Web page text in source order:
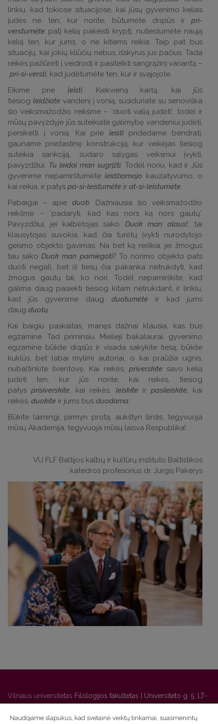
linkiu, kad tokiose situacijose, kai jūsų gyvenimo kelias
judės ne ten, kur norite, būtumėte drąsūs ir pri-
verstumėte patį kelią pakeisti kryptį, nutiestumėte naują
kelią ten, kur jums, o ne kitiems reikia. Taip pat bus
situacijų, kai jokių kliūčių nebus, išskyrus jus pačius. Tada
reikės pažiūrėti į veidrodį ir pasitelkti sangrąžinį variantą –
pri-si-versti, kad judėtumėte ten, kur ir svajojote.
Eikime prie leisti. Kiekvieną kartą, kai jūs
tiesiog leidžiatevandenį į vonią, susiduriate su senoviška
šio veiksmažodžio reikšme – ‘duoti valią judėti’, todėl ir
mūsų pavyzdyje jūs suteikiate galimybę vandeniui judėti,
persikelti į vonią. Kai prie leistipridedame bendratį,
gauname priežastinę konstrukciją, kur veikėjas tiesiog
suteikia sankciją, sudaro sąlygas veiksmui įvykti,
pavyzdžiui: Tu leidai man sugrįžti. Todėl noriu, kad ir Jūs
gyvenime nepamirštumėte leidžiamojo kauzatyvumo, o
kai reikia, ir patys pa-si-leistumėte ir at-si-leistumėte.
Pabaigai – apie duoti. Dažniausia šio veiksmažodžio
reikšmė – ‘padaryti, kad kas nors ką nors gautų’.
Pavyzdžiui, jei kalbėtojas sako Duok man alaus!, tai
klausytojas suvokia, kad čia turėtų įvykti nurodytojo
geismo objekto gavimas. Na bet ką reiškia, jei žmogus
tau sako Duok man pamiegoti? To norimo objekto pats
duoti negalì, bet iš tiesų čia pakanka netrukdyti, kad
žmogus gautų tai, ko nori. Todėl nepamirškite, kad
galima daug pasiekti tiesiog kitam netrukdant, ir linkiu,
kad jūs gyvenime daug duotumėte ir kad jums
daug duotų.
Kai baigiu paskaitas, manęs dažnai klausia, kas bus
egzamine. Tad priminsiu. Mielieji bakalaurai, gyvenimo
egzamine būkite drąsūs ir visada sakykite tiesą, būkite
kuklūs, bet labai mylimi autoriai, o kai praūžia ugnis,
nubaltinkite šventovę. Kai reikės, priverskitesavo kelią
judėti ten, kur jūs norite, kai reikės, tiesiog
patysprisiverskite, kai reikės, leiskiteir pasileiskite, kai
reikės, duokite ir jums bus duodama.
Būkite laimingi, pirmyn protą, aukštyn širdis, tegyvuoja
mūsų Akademija, tegyvuoja mūsų laisva Respublika!
VU FLF Baltijos kalbų ir kultūrų instituto Baltistikos
katedros profesorius dr. Jurgis Pakerys
Vilniaus universitetas Filologijos fakultetas | Universiteto g. 5, LT-
01131 Vilnius
Studijų skyriaus(studijų ir tvarkaraščio klausimai) tel. (0 5) 268
Naudojame slapukus, kad svetainė veiktų tinkamai, suasmenintų